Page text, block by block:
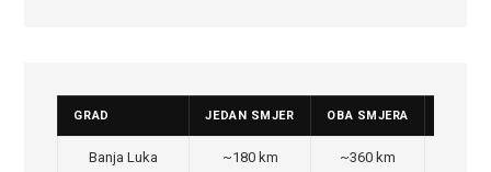
GRAD JEDAN SMJER OBA SMJERA
Banja Luka ~180 km ~360 km